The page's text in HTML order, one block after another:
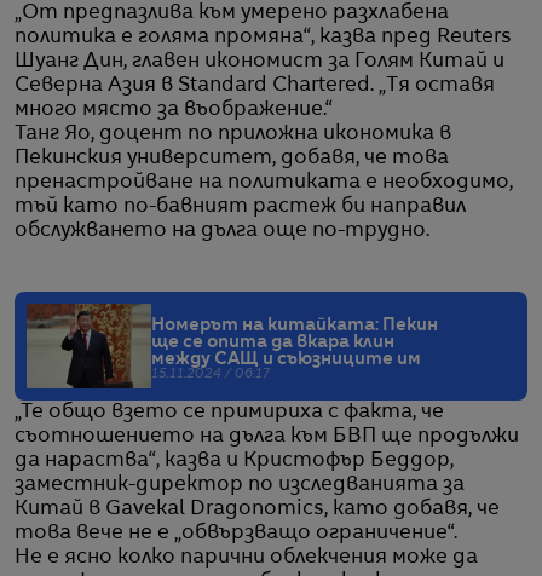
„От предпазлива към умерено разхлабена
политика е голяма промяна“, казва пред Reuters
Шуанг Дин, главен икономист за Голям Китай и
Северна Азия в Standard Chartered. „Тя оставя
много място за въображение.“
Танг Яо, доцент по приложна икономика в
Пекинския университет, добавя, че това
пренастройване на политиката е необходимо,
тъй като по-бавният растеж би направил
обслужването на дълга още по-трудно.
Номерът на китайката: Пекин
ще се опита да вкара клин
между САЩ и съюзниците им
15.11.2024 / 06:17
„Те общо взето се примириха с факта, че
съотношението на дълга към БВП ще продължи
да нараства“, казва и Кристофър Беддор,
заместник-директор по изследванията за
Китай в Gavekal Dragonomics, като добавя, че
това вече не е „обвързващо ограничение“.
Не е ясно колко парични облекчения може да